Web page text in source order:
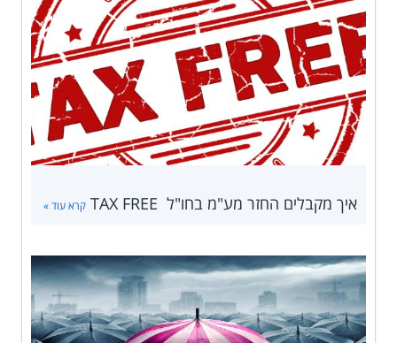
איך מקבלים החזר מע"מ בחו"ל TAX FREE קרא עוד »